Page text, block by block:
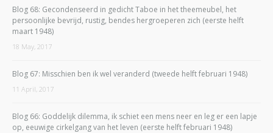
Blog 68: Gecondenseerd in gedicht Taboe in het theemeubel, het
persoonlijke bevrijd, rustig, bendes hergroeperen zich (eerste helft
maart 1948)
18 May, 2017
Blog 67: Misschien ben ik wel veranderd (tweede helft februari 1948)
11 April, 2017
Blog 66: Goddelijk dilemma, ik schiet een mens neer en leg er een lapje
op, eeuwige cirkelgang van het leven (eerste helft februari 1948)